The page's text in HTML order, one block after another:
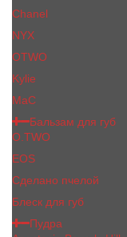
Chanel
NYX
OTWO
Kylie
МаС
Бальзам для губ
O.TWO
EOS
Сделано пчелой
Блеск для губ
Пудра